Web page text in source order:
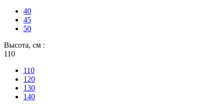
40
45
50
Высота, см :
110
110
120
130
140